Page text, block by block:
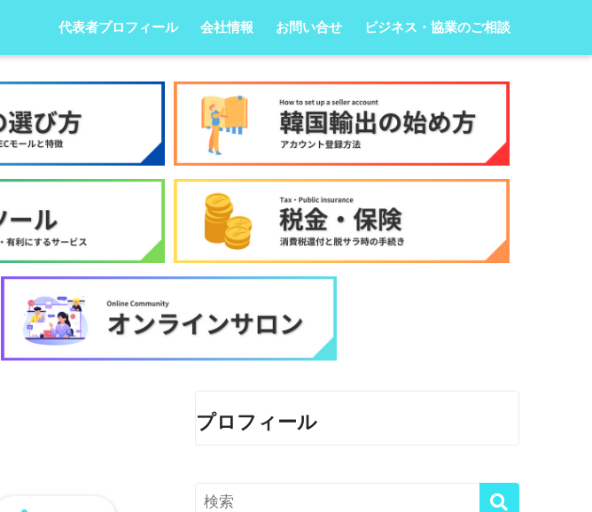
代表者プロフィール 会社情報 お問い合せ ビジネス・協業のご相談
プロフィール